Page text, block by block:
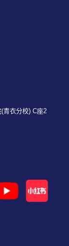
青衣分校) C座2